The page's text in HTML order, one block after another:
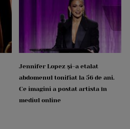
Jennifer Lopez și-a etalat
abdomenul tonifiat la 56 de ani.
Ce imagini a postat artista în
mediul online